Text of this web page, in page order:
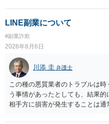
LINE副業について
#副業詐欺
2026年8月6日
川添 圭 弁護士
この種の悪質業者のトラブルは
う事情があったとしても、結果的
相手方に損害が発生することは